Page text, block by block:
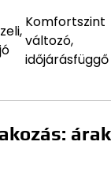
Komfortszint
változó,
időjárásfüggő
árak